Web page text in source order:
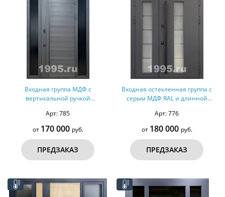
Входная группа МДФ с
вертикальной ручкой
Арт: 785
от 170 000 руб.
ПРЕДЗАКАЗ
Входная остекленная группа с
серым МДФ RAL и длинной
Арт: 776
от 180 000 руб.
ПРЕДЗАКАЗ